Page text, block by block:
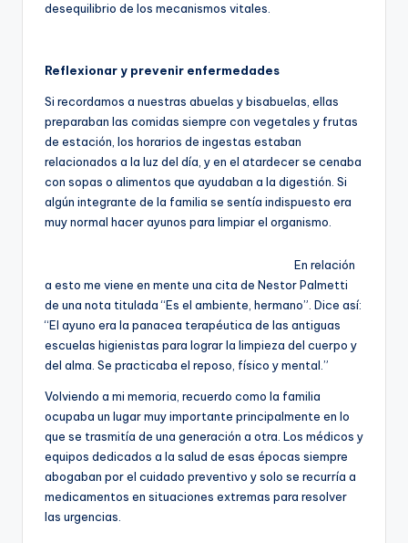
desequilibrio de los mecanismos vitales.
Reflexionar y prevenir enfermedades
Si recordamos a nuestras abuelas y bisabuelas, ellas
preparaban las comidas siempre con vegetales y frutas
de estación, los horarios de ingestas estaban
relacionados a la luz del día, y en el atardecer se cenaba
con sopas o alimentos que ayudaban a la digestión. Si
algún integrante de la familia se sentía indispuesto era
muy normal hacer ayunos para limpiar el organismo.
En relación
a esto me viene en mente una cita de Nestor Palmetti
de una nota titulada “Es el ambiente, hermano”. Dice así:
“El ayuno era la panacea terapéutica de las antiguas
escuelas higienistas para lograr la limpieza del cuerpo y
del alma. Se practicaba el reposo, físico y mental.”
Volviendo a mi memoria, recuerdo como la familia
ocupaba un lugar muy importante principalmente en lo
que se trasmitía de una generación a otra. Los médicos y
equipos dedicados a la salud de esas épocas siempre
abogaban por el cuidado preventivo y solo se recurría a
medicamentos en situaciones extremas para resolver
las urgencias.